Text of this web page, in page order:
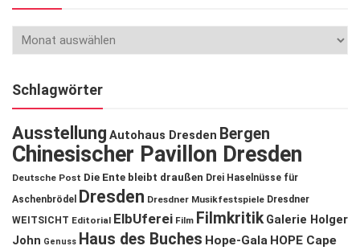
Schlagwörter
Ausstellung Autohaus Dresden Bergen
Chinesischer Pavillon Dresden
Deutsche Post Die Ente bleibt draußen Drei Haselnüsse für
Aschenbrödel
Dresden Dresdner Musikfestspiele Dresdner
WEITSICHT Editorial ElbUferei Film Filmkritik Galerie Holger
John Genuss Haus des Buches Hope-Gala HOPE Cape